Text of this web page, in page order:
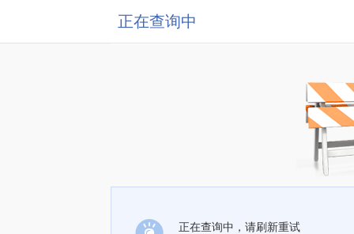
正在查询中
正在查询中，请刷新重试